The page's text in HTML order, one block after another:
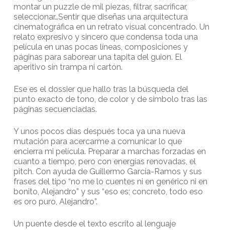
montar un puzzle de mil piezas, filtrar, sacrificar,
seleccionar…Sentir que diseñas una arquitectura
cinematográfica en un retrato visual concentrado. Un
relato expresivo y sincero que condensa toda una
película en unas pocas líneas, composiciones y
páginas para saborear una tapita del guion. El
aperitivo sin trampa ni cartón.
Ese es el dossier que hallo tras la búsqueda del
punto exacto de tono, de color y de símbolo tras las
páginas secuenciadas.
Y unos pocos días después toca ya una nueva
mutación para acercarme a comunicar lo que
encierra mi película. Preparar a marchas forzadas en
cuanto a tiempo, pero con energías renovadas, el
pitch. Con ayuda de Guillermo García-Ramos y sus
frases del tipo “no me lo cuentes ni en genérico ni en
bonito, Alejandro” y sus “eso es; concreto, todo eso
es oro puro, Alejandro”.
Un puente desde el texto escrito al lenguaje